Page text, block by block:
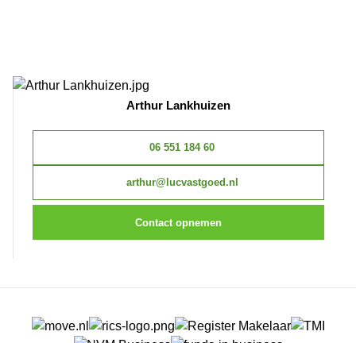
Arthur Lankhuizen
06 551 184 60
arthur@lucvastgoed.nl
Contact opnemen